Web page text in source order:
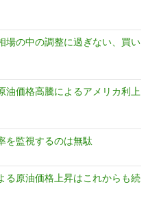
場の中の調整に過ぎない、買い
油価格高騰によるアメリカ利上
を監視するのは無駄
る原油価格上昇はこれからも続